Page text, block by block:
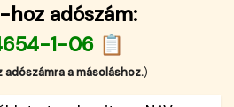
hoz adószám:
1-06 📋
a másoláshoz.)